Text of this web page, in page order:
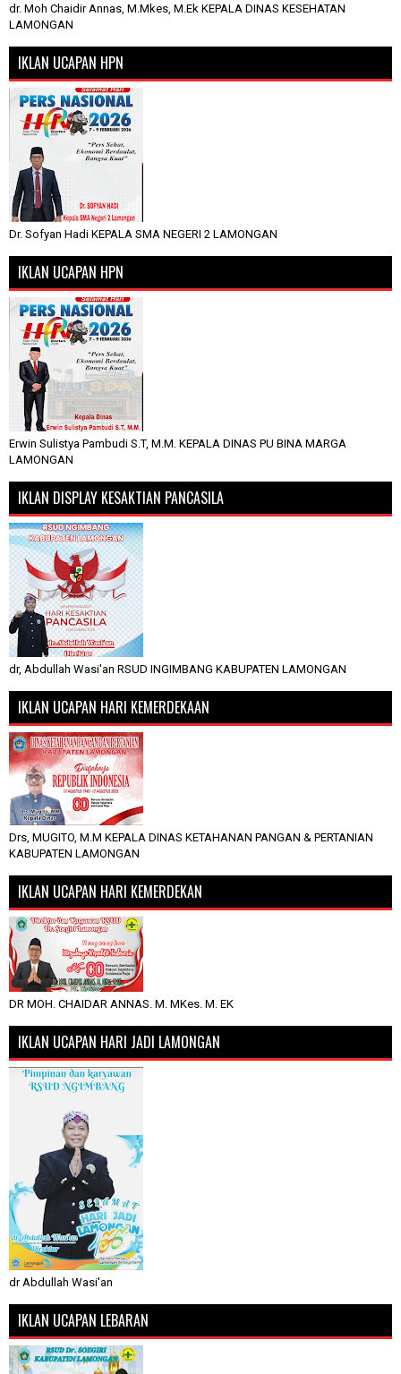
dr. Moh Chaidir Annas, M.Mkes, M.Ek KEPALA DINAS KESEHATAN
LAMONGAN
IKLAN UCAPAN HPN
Dr. Sofyan Hadi KEPALA SMA NEGERI 2 LAMONGAN
IKLAN UCAPAN HPN
Erwin Sulistya Pambudi S.T, M.M. KEPALA DINAS PU BINA MARGA
LAMONGAN
IKLAN DISPLAY KESAKTIAN PANCASILA
dr, Abdullah Wasi'an RSUD INGIMBANG KABUPATEN LAMONGAN
IKLAN UCAPAN HARI KEMERDEKAAN
Drs, MUGITO, M.M KEPALA DINAS KETAHANAN PANGAN & PERTANIAN
KABUPATEN LAMONGAN
IKLAN UCAPAN HARI KEMERDEKAN
DR MOH. CHAIDAR ANNAS. M. MKes. M. EK
IKLAN UCAPAN HARI JADI LAMONGAN
dr Abdullah Wasi'an
IKLAN UCAPAN LEBARAN